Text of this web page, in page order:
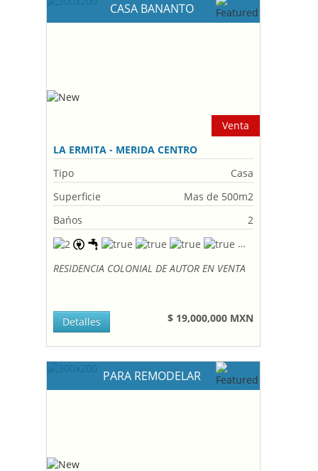
CASA BANANTO
Venta
LA ERMITA - MERIDA CENTRO
Tipo
Casa
Superficie
Mas de 500m2
Bańos
2
RESIDENCIA COLONIAL DE AUTOR EN VENTA
$ 19,000,000 MXN
Detalles
PARA REMODELAR